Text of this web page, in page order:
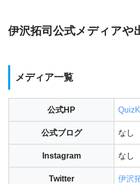
伊沢拓司公式メディアや
メディア一覧
公式HP
公式ブログ なし
Instagram なし
Twitter 伊沢